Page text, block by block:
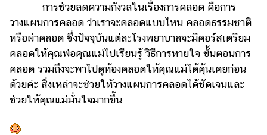
แอปฯ
กระปุก
คอร์ส
ออนไลน์
เรียน
การช่วยลดความกังวลในเรื่องการคลอด คือการ
วางแผนการคลอด ว่าเราจะคลอดแบบไหน คลอดธรรมชาติ
หรือผ่าคลอด ซึ่งปัจจุบันแต่ละโรงพยาบาลจะมีคอร์สเตรียม
คลอดให้คุณพ่อคุณแม่ไปเรียนรู้ วิธีการหายใจ ขั้นตอนการ
คลอด รวมถึงจะพาไปดูห้องคลอดให้คุณแม่ได้คุ้นเคยก่อน
ด้วยค่ะ สิ่งเหล่าจะช่วยให้วางแผนการคลอดได้ชัดเจนและ
ช่วยให้คุณแม่มั่นใจมากขึ้น